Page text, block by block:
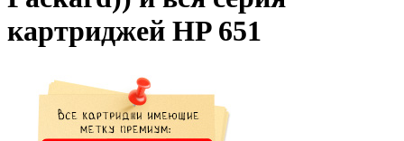
картриджей HP 651